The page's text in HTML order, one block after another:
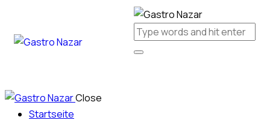
Close
Startseite